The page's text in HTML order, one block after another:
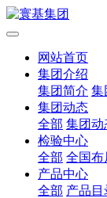
网站首页
集团介绍
集团简介 集
集团动态
全部 集团动
检验中心
全部 全国布
产品中心
全部 产品目